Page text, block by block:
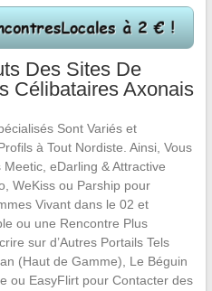
Des Sites De
Célibataires Axonais
Sont Variés et
à Tout Nordiste. Ainsi, Vous
eDarling & Attractive
WeKiss ou Parship pour
Vivant dans le 02 et
ou une Rencontre Plus
sur d’Autres Portails Tels
(Haut de Gamme), Le Béguin
ou EasyFlirt pour Contacter des